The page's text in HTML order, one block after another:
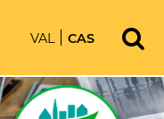
VAL CAS